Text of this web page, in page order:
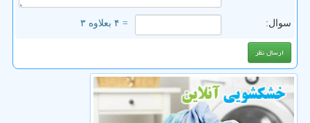
سوال: = ۴ بعلاوه ۳